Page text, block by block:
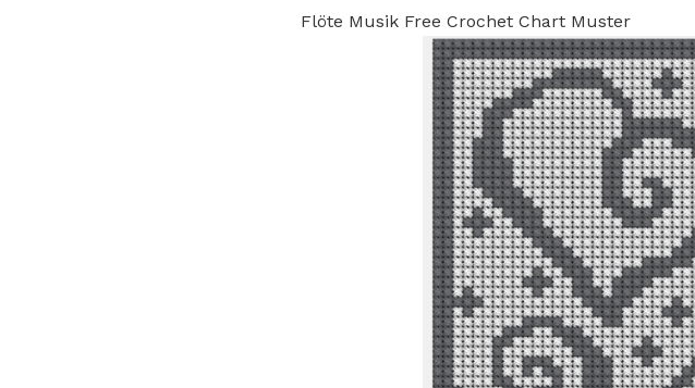
Flöte Musik Free Crochet Chart Muster